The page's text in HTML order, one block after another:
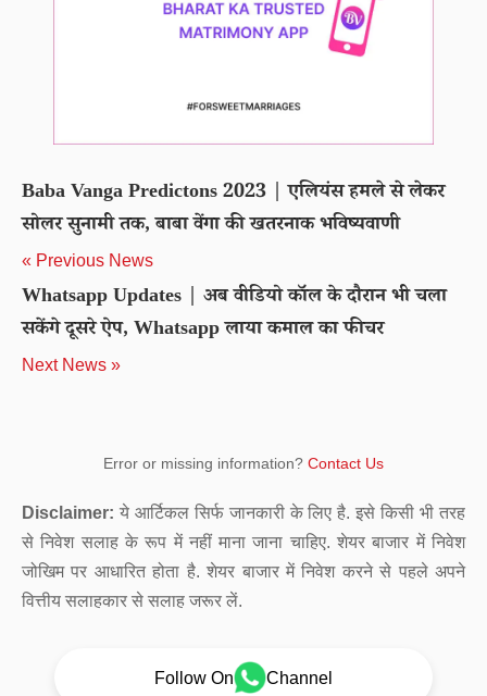
Baba Vanga Predictons 2023 | एलियंस हमले से लेकर
सोलर सुनामी तक, बाबा वेंगा की खतरनाक भविष्यवाणी
« Previous News
Whatsapp Updates | अब वीडियो कॉल के दौरान भी चला
सकेंगे दूसरे ऐप, Whatsapp लाया कमाल का फीचर
Next News »
Error or missing information? Contact Us
Disclaimer: ये आर्टिकल सिर्फ जानकारी के लिए है. इसे किसी भी तरह
से निवेश सलाह के रूप में नहीं माना जाना चाहिए. शेयर बाजार में निवेश
जोखिम पर आधारित होता है. शेयर बाजार में निवेश करने से पहले अपने
वित्तीय सलाहकार से सलाह जरूर लें.
Follow On Channel